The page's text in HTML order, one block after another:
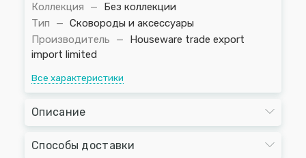
Коллекция
—
Без коллекции
Тип
— Сковороды и аксессуары
Производитель
—
Houseware trade export
import limited
Все характеристики
Описание
Способы доставки